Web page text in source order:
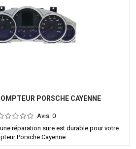
PORSCHE CAYENNE
Avis: 0
réparation sure est durable pour votre
Porsche Cayenne